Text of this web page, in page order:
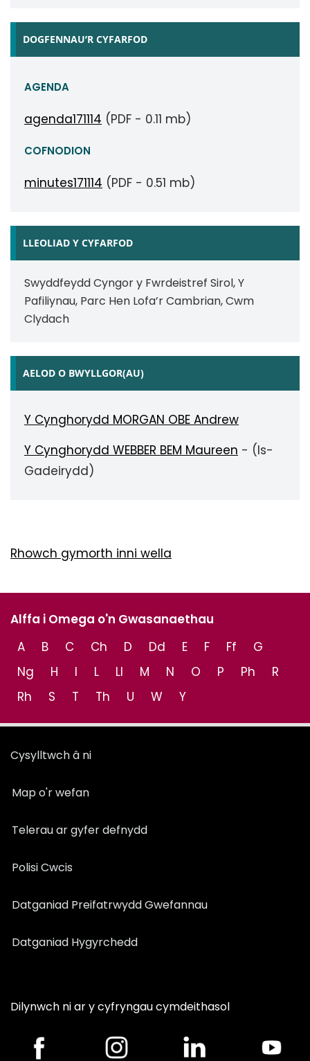
DOGFENNAU’R CYFARFOD
AGENDA
agenda171114 (PDF - 0.11 mb)
COFNODION
minutes171114 (PDF - 0.51 mb)
LLEOLIAD Y CYFARFOD
Swyddfeydd Cyngor y Fwrdeistref Sirol, Y
Pafiliynau, Parc Hen Lofa’r Cambrian, Cwm
Clydach
AELOD O BWYLLGOR(AU)
Y Cynghorydd MORGAN OBE Andrew
Y Cynghorydd WEBBER BEM Maureen - (Is-
Gadeirydd)
Rhowch gymorth inni wella
Alffa i Omega o'n Gwasanaethau
A
B C Ch D Dd E F Ff
G
Ng
H I L Ll M N O P Ph
R
Rh
S T Th U W Y
Cysylltwch â ni
Map o'r wefan
Telerau ar gyfer defnydd
Polisi Cwcis
Datganiad Preifatrwydd Gwefannau
Datganiad Hygyrchedd
Dilynwch ni ar y cyfryngau cymdeithasol